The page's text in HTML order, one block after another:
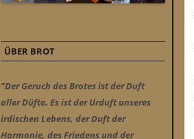
ÜBER BROT
"Der Geruch des Brotes ist der Duft
aller Düfte. Es ist der Urduft unseres
irdischen Lebens, der Duft der
Harmonie, des Friedens und der